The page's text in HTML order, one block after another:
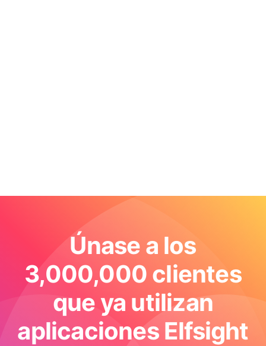
Únase a los
3,000,000 clientes
que ya utilizan
aplicaciones Elfsight